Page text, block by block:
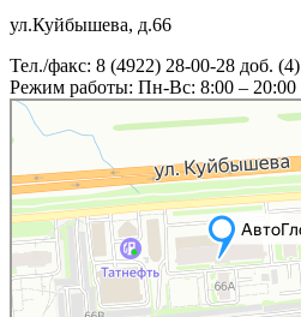
ул.Куйбышева, д.66
Тел./факс: 8 (4922) 28-00-28 доб. (4)
Режим работы: Пн-Вс: 8:00 – 20:00